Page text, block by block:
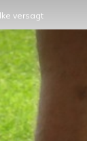
versagt